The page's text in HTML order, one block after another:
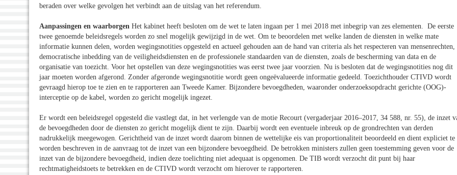
beraden over welke gevolgen het verbindt aan de uitslag van het referendum.
Aanpassingen en waarborgen Het kabinet heeft besloten om de wet te laten ingaan per 1 mei 2018 met inbegrip van zes elementen. De eerste
twee genoemde beleidsregels worden zo snel mogelijk gewijzigd in de wet. Om te beoordelen met welke landen de diensten in welke mate
informatie kunnen delen, worden wegingsnotities opgesteld en actueel gehouden aan de hand van criteria als het respecteren van mensenrechten,
democratische inbedding van de veiligheidsdiensten en de professionele standaarden van de diensten, zoals de bescherming van data en de
organisatie van toezicht. Voor het opstellen van deze wegingsnotities was eerst twee jaar voorzien. Nu is besloten dat de wegingsnotities nog dit
jaar moeten worden afgerond. Zonder afgeronde wegingsnotitie wordt geen ongeëvalueerde informatie gedeeld. Toezichthouder CTIVD wordt
gevraagd hierop toe te zien en te rapporteren aan Tweede Kamer. Bijzondere bevoegdheden, waaronder onderzoeksopdracht gerichte (OOG)-
interceptie op de kabel, worden zo gericht mogelijk ingezet.
Er wordt een beleidsregel opgesteld die vastlegt dat, in het verlengde van de motie Recourt (vergaderjaar 2016–2017, 34 588, nr. 55), de inzet
de bevoegdheden door de diensten zo gericht mogelijk dient te zijn. Daarbij wordt een eventuele inbreuk op de grondrechten van derden
nadrukkelijk meegewogen. Gerichtheid van de inzet wordt daarom binnen de wettelijke eis van proportionaliteit beoordeeld en dient expliciet te
worden beschreven in de aanvraag tot de inzet van een bijzondere bevoegdheid. De betrokken ministers zullen geen toestemming geven voor de
inzet van de bijzondere bevoegdheid, indien deze toelichting niet adequaat is opgenomen. De TIB wordt verzocht dit punt bij haar
rechtmatigheidstoets te betrekken en de CTIVD wordt verzocht om hierover te rapporteren.